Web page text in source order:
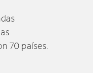
70 países.